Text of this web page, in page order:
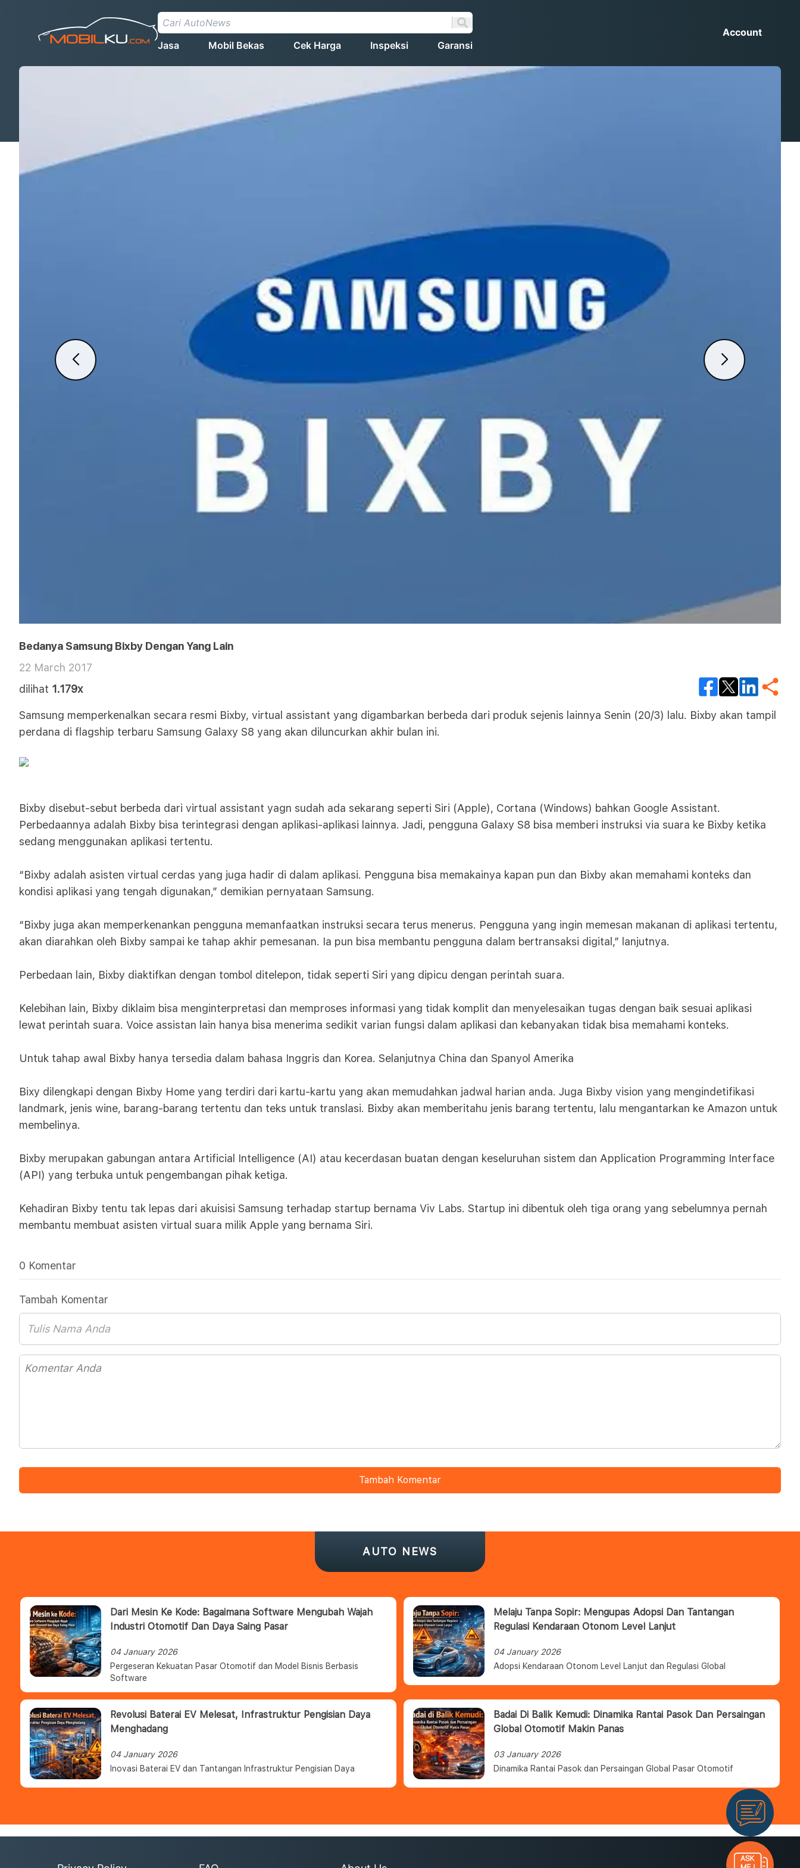
Jasa Mobil Bekas Cek Harga Inspeksi Garansi
Account
Bedanya Samsung Bixby Dengan Yang Lain
22 March 2017
dilihat 1.179x
Samsung memperkenalkan secara resmi Bixby, virtual assistant yang digambarkan berbeda dari produk sejenis lainnya Senin (20/3) lalu. Bixby akan tampil
perdana di flagship terbaru Samsung Galaxy S8 yang akan diluncurkan akhir bulan ini.
Bixby disebut-sebut berbeda dari virtual assistant yagn sudah ada sekarang seperti Siri (Apple), Cortana (Windows) bahkan Google Assistant.
Perbedaannya adalah Bixby bisa terintegrasi dengan aplikasi-aplikasi lainnya. Jadi, pengguna Galaxy S8 bisa memberi instruksi via suara ke Bixby ketika
sedang menggunakan aplikasi tertentu.
“Bixby adalah asisten virtual cerdas yang juga hadir di dalam aplikasi. Pengguna bisa memakainya kapan pun dan Bixby akan memahami konteks dan
kondisi aplikasi yang tengah digunakan,” demikian pernyataan Samsung.
“Bixby juga akan memperkenankan pengguna memanfaatkan instruksi secara terus menerus. Pengguna yang ingin memesan makanan di aplikasi tertentu,
akan diarahkan oleh Bixby sampai ke tahap akhir pemesanan. Ia pun bisa membantu pengguna dalam bertransaksi digital,” lanjutnya.
Perbedaan lain, Bixby diaktifkan dengan tombol ditelepon, tidak seperti Siri yang dipicu dengan perintah suara.
Kelebihan lain, Bixby diklaim bisa menginterpretasi dan memproses informasi yang tidak komplit dan menyelesaikan tugas dengan baik sesuai aplikasi
lewat perintah suara. Voice assistan lain hanya bisa menerima sedikit varian fungsi dalam aplikasi dan kebanyakan tidak bisa memahami konteks.
Untuk tahap awal Bixby hanya tersedia dalam bahasa Inggris dan Korea. Selanjutnya China dan Spanyol Amerika
Bixy dilengkapi dengan Bixby Home yang terdiri dari kartu-kartu yang akan memudahkan jadwal harian anda. Juga Bixby vision yang mengindetifikasi
landmark, jenis wine, barang-barang tertentu dan teks untuk translasi. Bixby akan memberitahu jenis barang tertentu, lalu mengantarkan ke Amazon untuk
membelinya.
Bixby merupakan gabungan antara Artificial Intelligence (AI) atau kecerdasan buatan dengan keseluruhan sistem dan Application Programming Interface
(API) yang terbuka untuk pengembangan pihak ketiga.
Kehadiran Bixby tentu tak lepas dari akuisisi Samsung terhadap startup bernama Viv Labs. Startup ini dibentuk oleh tiga orang yang sebelumnya pernah
membantu membuat asisten virtual suara milik Apple yang bernama Siri.
0 Komentar
Tambah Komentar
Tambah Komentar
AUTO NEWS
Dari Mesin Ke Kode: Bagaimana Software Mengubah Wajah
Industri Otomotif Dan Daya Saing Pasar
04 January 2026
Pergeseran Kekuatan Pasar Otomotif dan Model Bisnis Berbasis
Software
Melaju Tanpa Sopir: Mengupas Adopsi Dan Tantangan
Regulasi Kendaraan Otonom Level Lanjut
04 January 2026
Adopsi Kendaraan Otonom Level Lanjut dan Regulasi Global
Revolusi Baterai EV Melesat, Infrastruktur Pengisian Daya
Menghadang
04 January 2026
Inovasi Baterai EV dan Tantangan Infrastruktur Pengisian Daya
Badai Di Balik Kemudi: Dinamika Rantai Pasok Dan Persaingan
Global Otomotif Makin Panas
03 January 2026
Dinamika Rantai Pasok dan Persaingan Global Pasar Otomotif